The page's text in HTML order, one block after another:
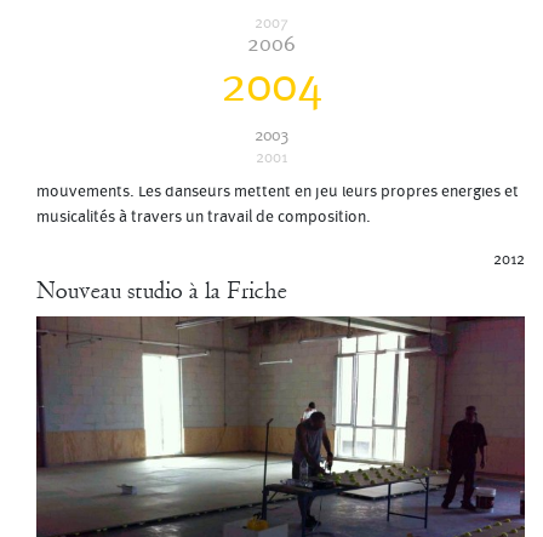
2007
2006
2004
2003
2001
DDDrinking the rain » est une création qui s’appuie sur l’écriture de
biographies des danseurs en partie imaginaires entremêlant textes et
mouvements. Les danseurs mettent en jeu leurs propres énergies et
musicalités à travers un travail de composition.
2012
Nouveau studio à la Friche